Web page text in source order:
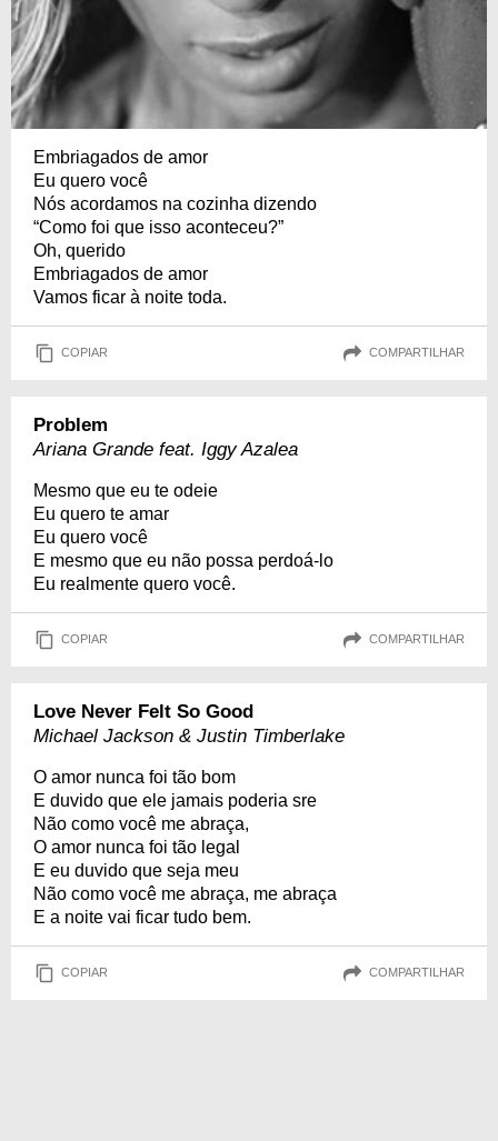
Embriagados de amor
Eu quero você
Nós acordamos na cozinha dizendo
“Como foi que isso aconteceu?”
Oh, querido
Embriagados de amor
Vamos ficar à noite toda.
COPIAR COMPARTILHAR
Problem
Ariana Grande feat. Iggy Azalea
Mesmo que eu te odeie
Eu quero te amar
Eu quero você
E mesmo que eu não possa perdoá-lo
Eu realmente quero você.
COPIAR COMPARTILHAR
Love Never Felt So Good
Michael Jackson & Justin Timberlake
O amor nunca foi tão bom
E duvido que ele jamais poderia sre
Não como você me abraça,
O amor nunca foi tão legal
E eu duvido que seja meu
Não como você me abraça, me abraça
E a noite vai ficar tudo bem.
COPIAR COMPARTILHAR